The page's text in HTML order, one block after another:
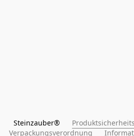
Steinzauber®
Verpackungsverordnung